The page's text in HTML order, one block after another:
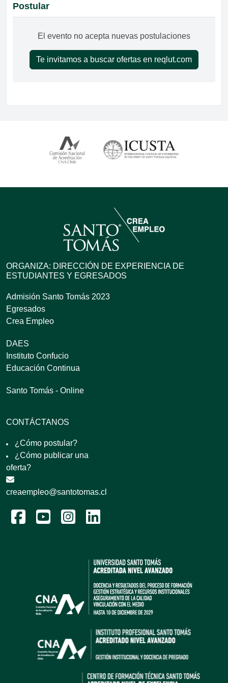
Postular
El evento no acepta nuevas postulaciones
Te invitamos a buscar ofertas en reqlut.com
ORGANIZA: DIRECCIÓN DE EXPERIENCIA DE
ESTUDIANTES Y EGRESADOS
Admisión Santo Tomás 2023
Egresados
Crea Empleo
DAES
Instituto Confucio
Educación Continua
Santo Tomás - Online
CONTÁCTANOS
¿Cómo postular?
¿Cómo publicar una
oferta?
creaempleo@santotomas.cl